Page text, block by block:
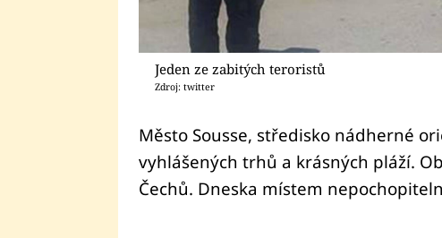
Jeden ze zabitých teroristů
Zdroj: twitter
Město Sousse, středisko nádherné
vyhlášených trhů a krásných pláží.
Čechů. Dneska místem